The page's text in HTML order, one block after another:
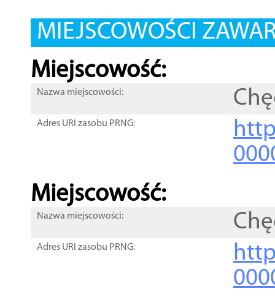
MIEJSCOWOŚCI
Miejscowość:
Nazwa miejscowości:
Adres URI zasobu PRNG:
Miejscowość:
Nazwa miejscowości:
Adres URI zasobu PRNG: